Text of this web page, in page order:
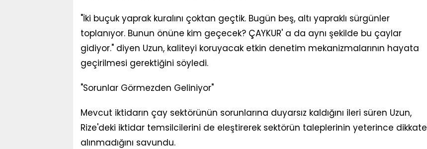
"İki buçuk yaprak kuralını çoktan geçtik. Bugün beş, altı yapraklı sürgünler
toplanıyor. Bunun önüne kim geçecek? ÇAYKUR' a da aynı şekilde bu çaylar
gidiyor." diyen Uzun, kaliteyi koruyacak etkin denetim mekanizmalarının hayata
geçirilmesi gerektiğini söyledi.
"Sorunlar Görmezden Geliniyor"
Mevcut iktidarın çay sektörünün sorunlarına duyarsız kaldığını ileri süren Uzun,
Rize'deki iktidar temsilcilerini de eleştirerek sektörün taleplerinin yeterince dikkate
alınmadığını savundu.